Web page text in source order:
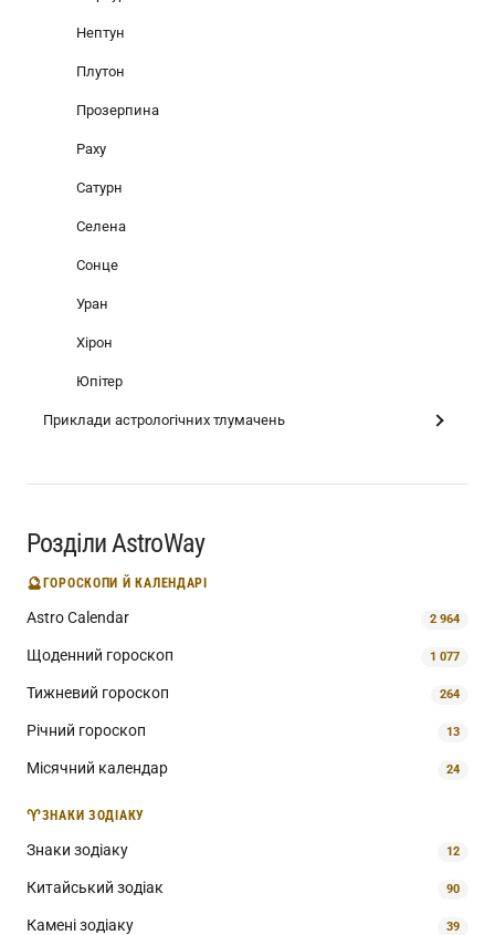
Нептун
Плутон
Прозерпина
Раху
Сатурн
Селена
Сонце
Уран
Хірон
Юпітер
Приклади астрологічних тлумачень
Розділи AstroWay
🔮ГОРОСКОПИ Й КАЛЕНДАРІ
Astro Calendar 2 964
Щоденний гороскоп 1 077
Тижневий гороскоп 264
Річний гороскоп 13
Місячний календар 24
♈ЗНАКИ ЗОДІАКУ
Знаки зодіаку 12
Китайський зодіак 90
Камені зодіаку 39